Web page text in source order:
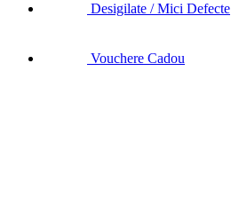
Desigilate / Mici Defecte
Vouchere Cadou